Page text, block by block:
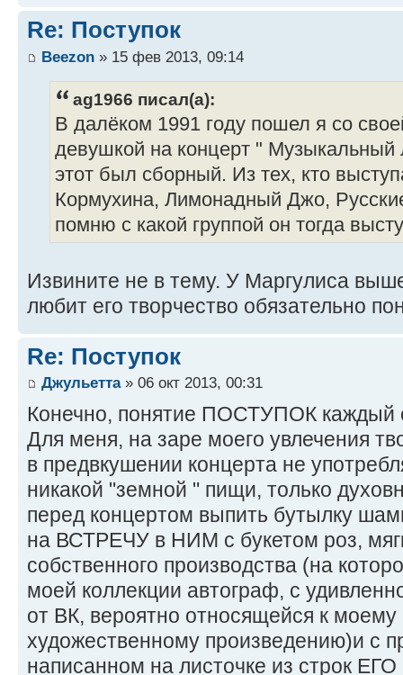
Re: Поступок
Beezon » 15 фев 2013, 09:14
ag1966 писал(а):
В далёком 1991 году пошел я со
девушкой на концерт "
этот был сборный. Из тех, кто
Кормухина, Лимонадный Джо,
помню с какой группой он тогда
Извините не в тему. У Маргулиса
любит его творчество обязательно
Re: Поступок
Джульетта» 06 окт 2013, 00:31
Конечно, понятие ПОСТУПОК каждый
Для меня, на заре моего увлечения
в предвкушении концерта не
никакой "земной " пищи, только
перед концертом выпить бутылку
на ВСТРЕЧУ в НИМ с букетом роз,
собственного производства (на
моей коллекции автограф, с
от ВК, вероятно относящейся к
художественному произведению)и с
написанном на листочке из строк